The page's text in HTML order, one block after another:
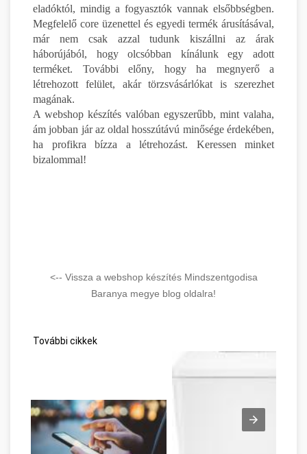
eladóktól, mindig a fogyasztók vannak elsőbbségben.
Megfelelő core üzenettel és egyedi termék árusításával,
már nem csak azzal tudunk kiszállni az árak
háborújából, hogy olcsóbban kínálunk egy adott
terméket. További előny, hogy ha megnyerő a
létrehozott felület, akár törzsvásárlókat is szerezhet
magának.
A webshop készítés valóban egyszerűbb, mint valaha,
ám jobban jár az oldal hosszútávú minősége érdekében,
ha profikra bízza a létrehozást. Keressen minket
bizalommal!
<-- Vissza a webshop készítés Mindszentgodisa
Baranya megye blog oldalra!
További cikkek